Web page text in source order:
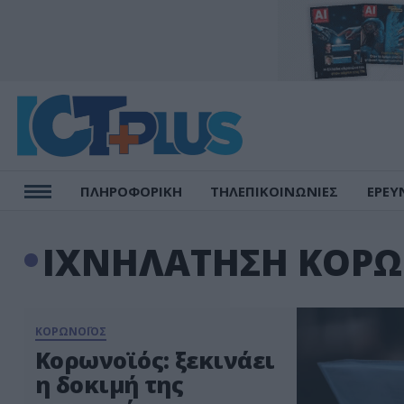
ΠΛΗΡΟΦΟΡΙΚΗ ΤΗΛΕΠΙΚΟΙΝΩΝΙΕΣ
ΙΧΝΗΛΑΤΗΣΗ
ΚΟΡΩΝΟΪΟΣ
Κορωνοϊός: ξεκινάει
η δοκιμή της